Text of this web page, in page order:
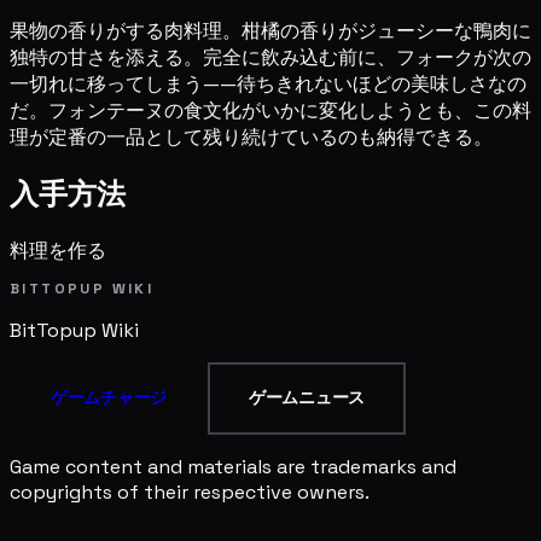
果物の香りがする肉料理。柑橘の香りがジューシーな鴨肉に
独特の甘さを添える。完全に飲み込む前に、フォークが次の
一切れに移ってしまう——待ちきれないほどの美味しさなの
だ。フォンテーヌの食文化がいかに変化しようとも、この料
理が定番の一品として残り続けているのも納得できる。
入手方法
料理を作る
BITTOPUP WIKI
BitTopup Wiki
ゲームチャージ ゲームニュース
Game content and materials are trademarks and
copyrights of their respective owners.